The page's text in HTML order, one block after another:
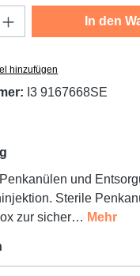
Gib den
In den
hinzufügen
I3 9167668SE
und
Sterile
zur sicher… Mehr